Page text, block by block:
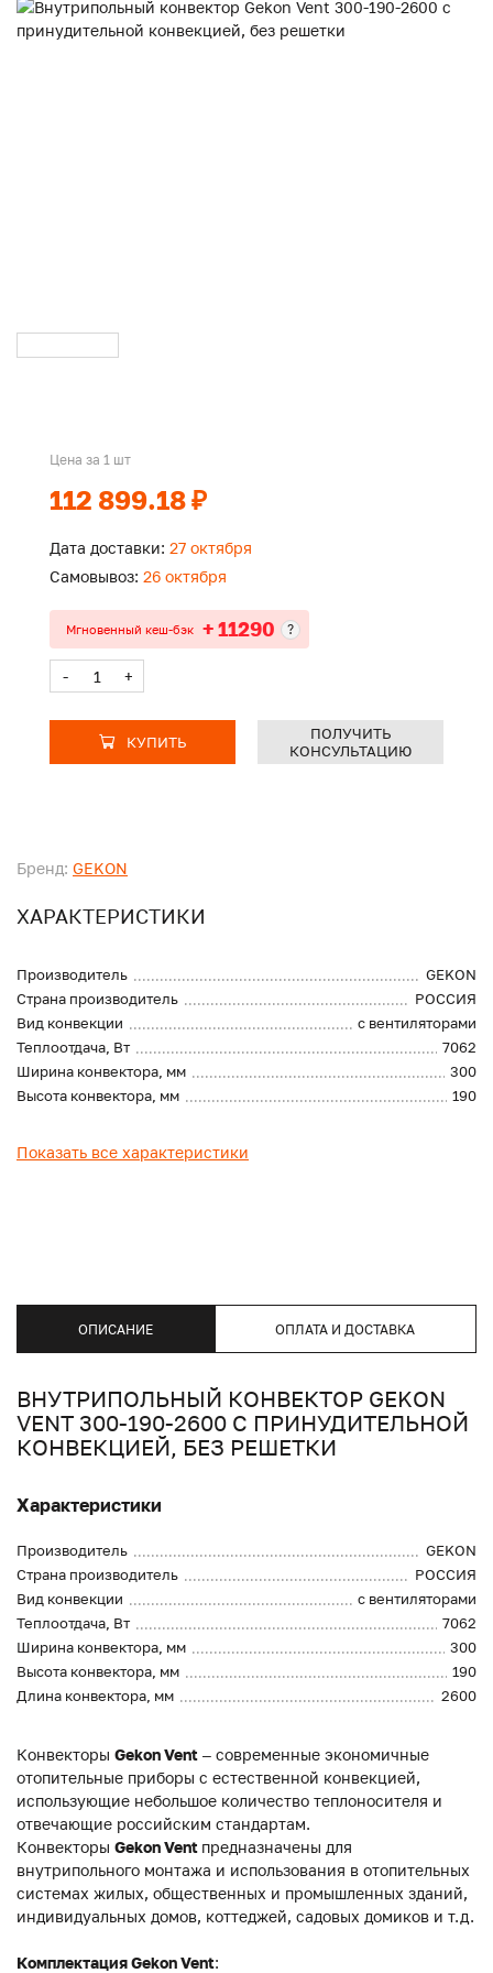
Бренд: GEKON
ХАРАКТЕРИСТИКИ
Производитель
GEKON
Страна производитель
РОССИЯ
Вид конвекции
с вентиляторами
Теплоотдача, Вт
7062
Ширина конвектора, мм
300
Высота конвектора, мм
190
Показать все характеристики
Цена за 1 шт
112 899.18 ₽
Дата доставки: 27 октября
Самовывоз: 26 октября
Мгновенный кеш-бэк + 11290 ?
- +
КУПИТЬ
ПОЛУЧИТЬ
КОНСУЛЬТАЦИЮ
ОПИСАНИЕ ОПЛАТА И ДОСТАВКА
ВНУТРИПОЛЬНЫЙ КОНВЕКТОР GEKON
VENT 300-190-2600 С ПРИНУДИТЕЛЬНОЙ
КОНВЕКЦИЕЙ, БЕЗ РЕШЕТКИ
Характеристики
Производитель
GEKON
Страна производитель
РОССИЯ
Вид конвекции
с вентиляторами
Теплоотдача, Вт
7062
Ширина конвектора, мм
300
Высота конвектора, мм
190
Длина конвектора, мм
2600
Конвекторы Gekon Vent – современные экономичные
отопительные приборы с естественной конвекцией,
использующие небольшое количество теплоносителя и
отвечающие российским стандартам.
Конвекторы Gekon Vent предназначены для
внутрипольного монтажа и использования в отопительных
системах жилых, общественных и промышленных зданий,
индивидуальных домов, коттеджей, садовых домиков и т.д.
Комплектация Gekon Vent: